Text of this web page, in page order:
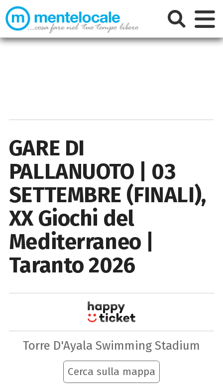
GARE DI
PALLANUOTO | 03
SETTEMBRE (FINALI),
XX Giochi del
Mediterraneo |
Taranto 2026
Torre D'Ayala Swimming Stadium
Cerca sulla mappa